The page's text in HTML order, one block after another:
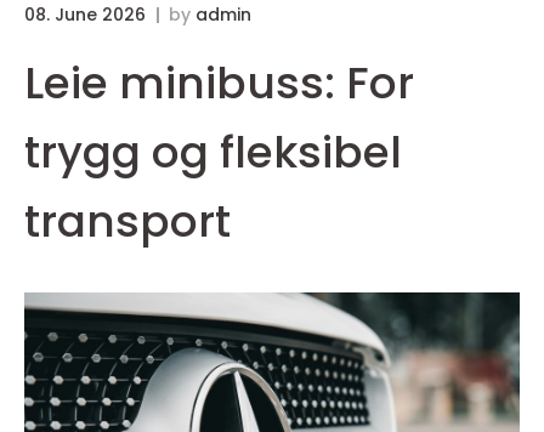
08. June 2026 by admin
Leie minibuss: For
trygg og fleksibel
transport